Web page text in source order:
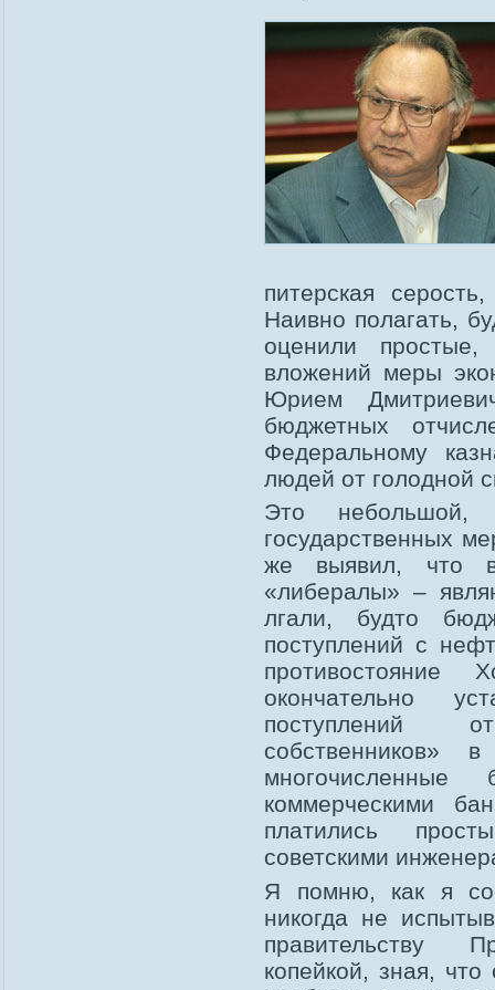
питерская
Наивно полагать,
оценили
вложений меры
Юрием
бюджетных
Федеральному
людей от голодной
Это небольшой,
государственных
же выявил, что
«либералы» –
лгали, будто
поступлений с
противостояние
окончательно
поступлений
коммерческими
платились
советскими
Я помню, как я
никогда не
правительству
копейкой, зная,